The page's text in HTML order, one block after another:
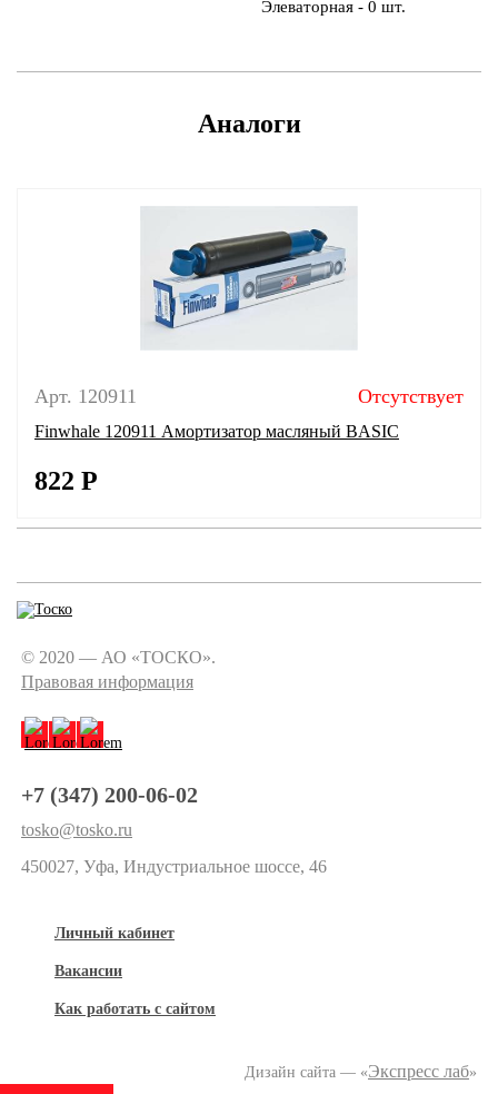
Элеваторная - 0 шт.
Аналоги
Арт. 120911 Отсутствует
Finwhale 120911 Амортизатор масляный BASIC
822 Р
© 2020 — АО «ТОСКО».
Правовая информация
+7 (347) 200-06-02
tosko@tosko.ru
450027, Уфа, Индустриальное шоссе, 46
Личный кабинет
Вакансии
Как работать с сайтом
Дизайн сайта — «Экспресс лаб»